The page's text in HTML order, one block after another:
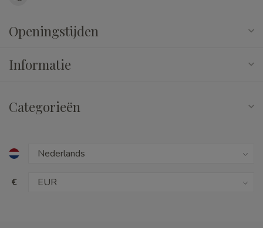
Openingstijden
Informatie
Categorieën
€